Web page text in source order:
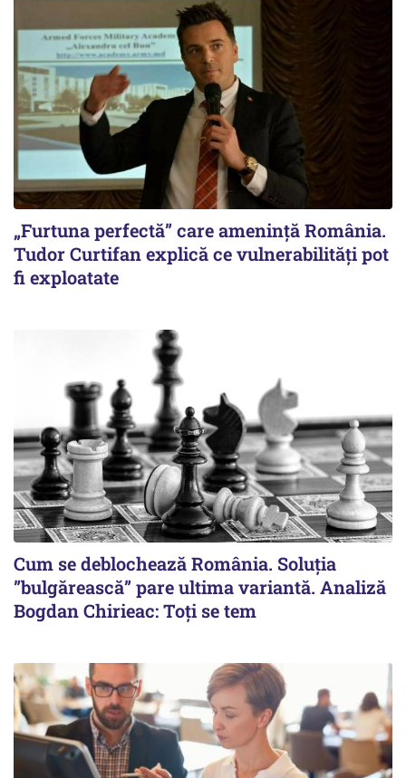
„Furtuna perfectă” care amenință România.
Tudor Curtifan explică ce vulnerabilități pot
fi exploatate
Cum se deblochează România. Soluția
”bulgărească” pare ultima variantă. Analiză
Bogdan Chirieac: Toți se tem